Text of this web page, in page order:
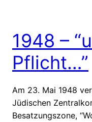
1948 –
Pflicht…”
Am 23. Mai 1948
Jüdischen
Besatzungszone,